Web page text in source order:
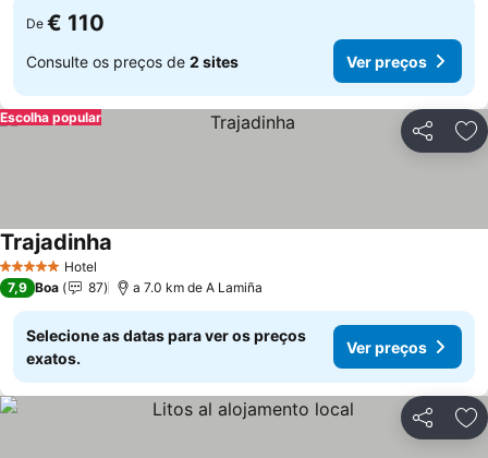
De € 110
Consulte os preços de 2 sites Ver preços
Partilhar
Escolha popular
5 Estrelas Hotel
Trajadinha
7,9 Boa 87 a 7.0 km de A Lamiña
Selecione as datas para ver os preços
exatos.
Ver preços
Partilhar